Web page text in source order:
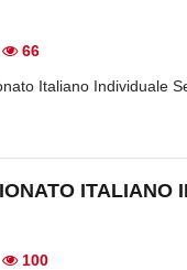
66
Italiano Individuale
ITALIANO
100